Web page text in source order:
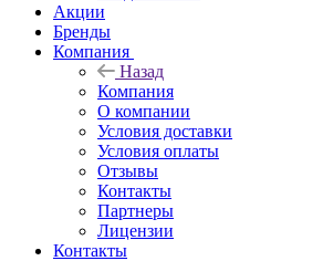
Акции
Бренды
Компания
Назад
Компания
О компании
Условия доставки
Условия оплаты
Отзывы
Контакты
Партнеры
Лицензии
Контакты